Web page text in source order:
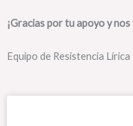
¡Gracias por tu apoyo y
Equipo de Resistencia Lírica